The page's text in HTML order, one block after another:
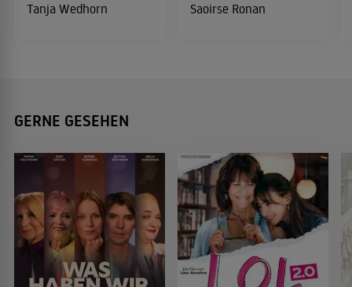
Tanja Wedhorn Saoirse Ronan
GERNE GESEHEN